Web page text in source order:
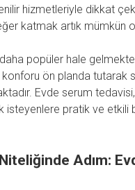
hizmetleriyle dikkat
katmak artık mümkün
popüler hale
ön planda tutarak
Evde serum
pratik ve etkili
Adım: